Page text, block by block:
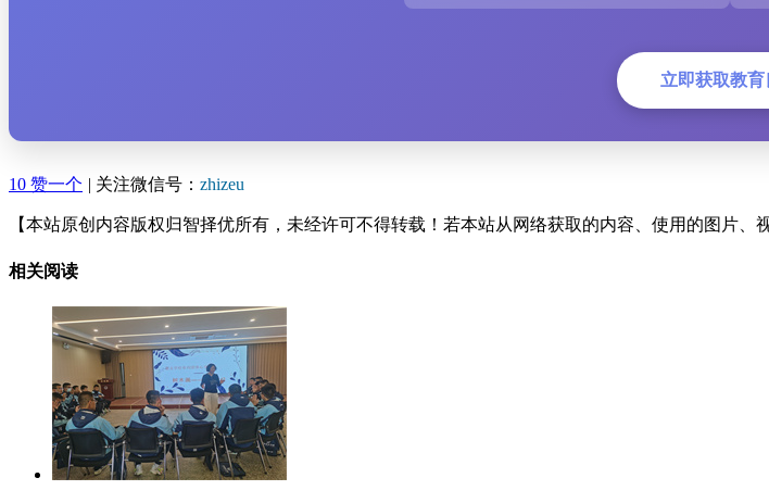
立即获取教育
10 赞一个 | 关注微信号： zhizeu
【本站原创内容版权归智择优所有，未经许可不得转载！若本站从网络获取的内容、使用的图片、
相关阅读